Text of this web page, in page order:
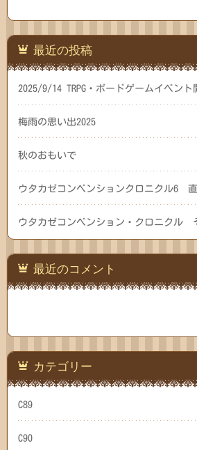
最近の投稿
2025/9/14 TRPG・ボードゲームイベント
梅雨の思い出2025
秋のおもいで
ウタカゼコンベンションクロニクル6
ウタカゼコンベンション・クロニクル
最近のコメント
カテゴリー
C89
C90